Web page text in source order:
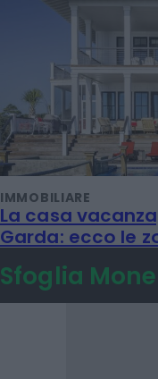
IMMOBILIARE
La casa
Garda: ecco le
Sfoglia